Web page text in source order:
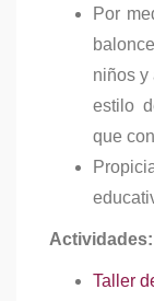
Por
niños y
estilo
que
Actividades:
Taller